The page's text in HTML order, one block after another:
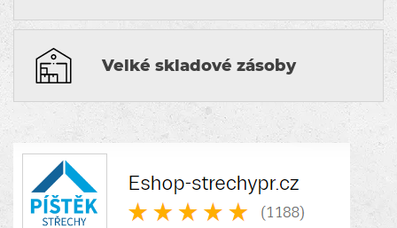
Velké skladové zásoby